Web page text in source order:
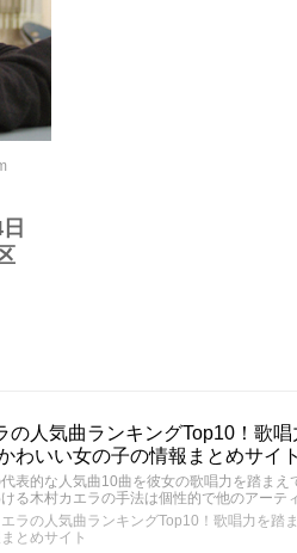
の人気曲ランキングTop10！歌
わいい女の子の情報まとめサイト
表的な人気曲10曲を彼女の歌唱力を踏ま
ける木村カエラの手法は個性的で他のアーテ
ラの人気曲ランキングTop10！歌唱力を踏
とめサイト